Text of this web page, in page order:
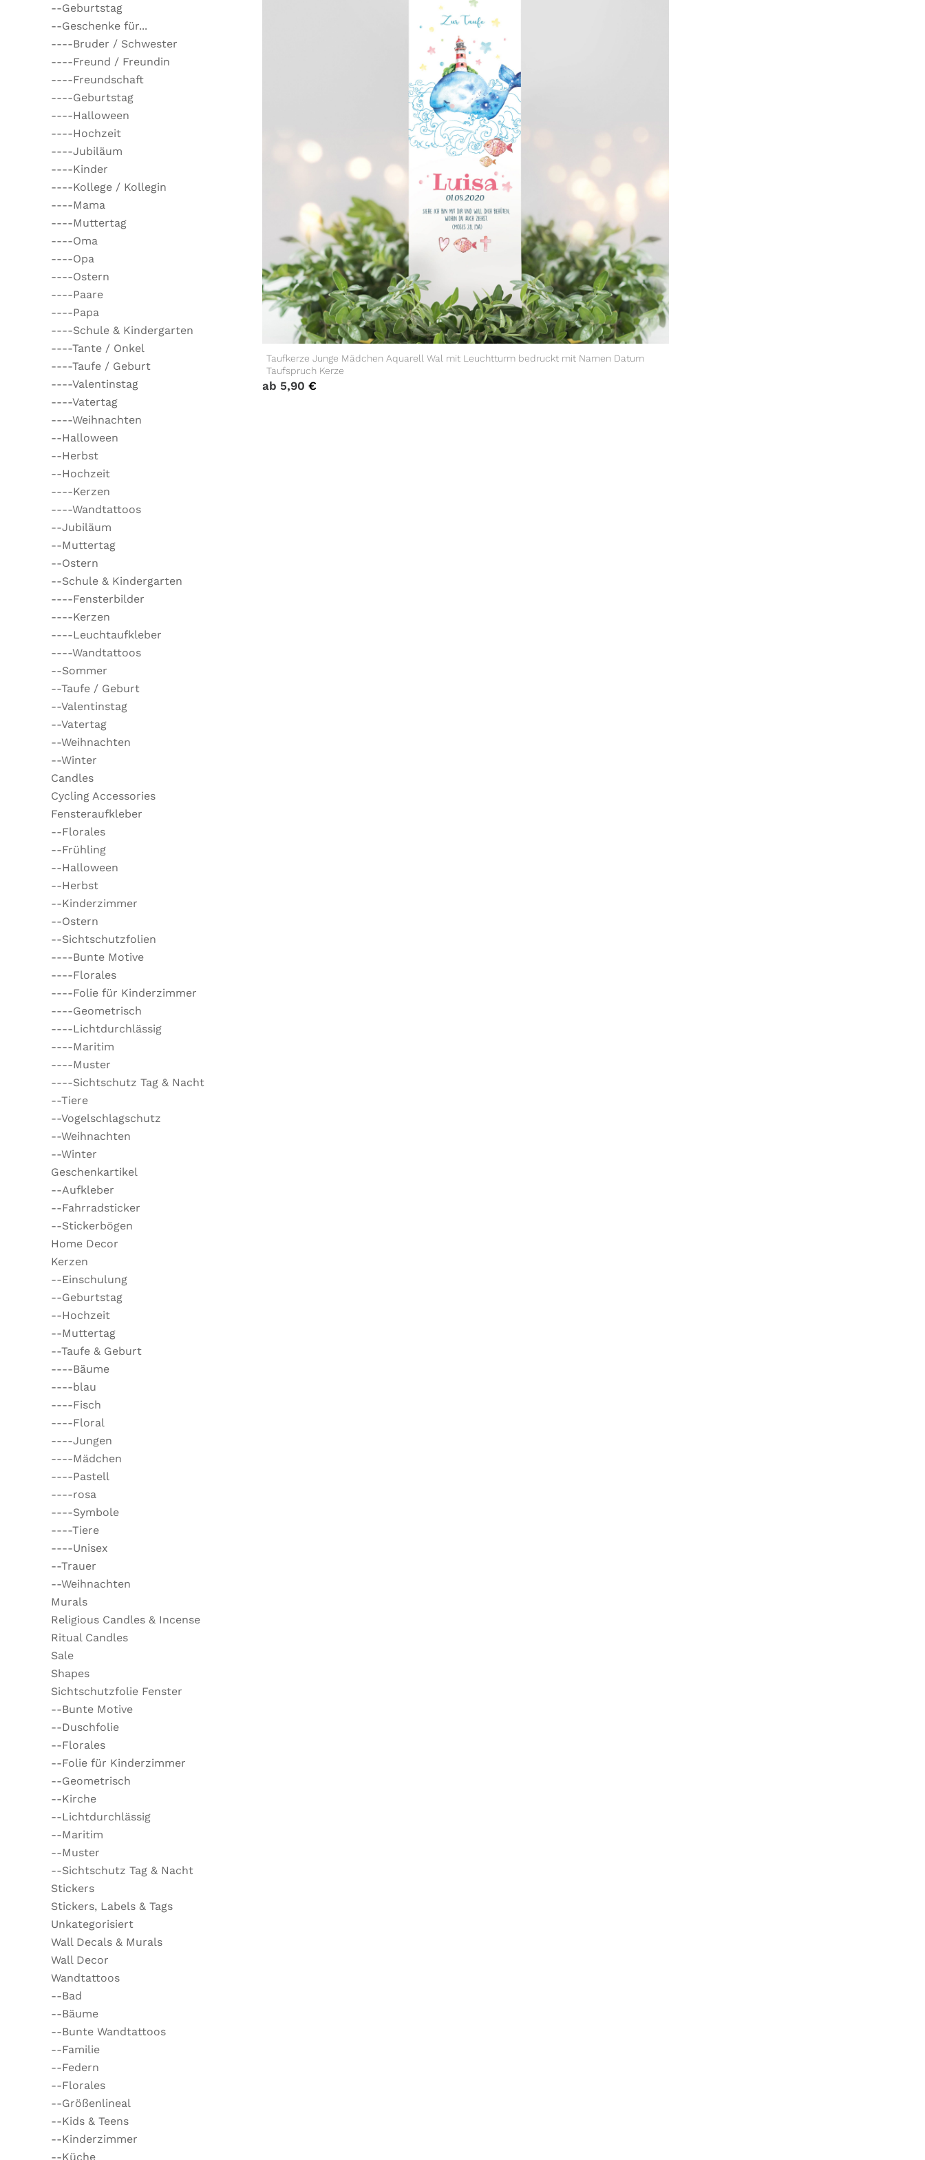
--Geburtstag
--Geschenke für...
----Bruder / Schwester
----Freund / Freundin
----Freundschaft
----Geburtstag
----Halloween
----Hochzeit
----Jubiläum
----Kinder
----Kollege / Kollegin
----Mama
----Muttertag
----Oma
----Opa
----Ostern
----Paare
----Papa
----Schule & Kindergarten
----Tante / Onkel
----Taufe / Geburt
----Valentinstag
----Vatertag
----Weihnachten
--Halloween
--Herbst
--Hochzeit
----Kerzen
----Wandtattoos
--Jubiläum
--Muttertag
--Ostern
--Schule & Kindergarten
----Fensterbilder
----Kerzen
----Leuchtaufkleber
----Wandtattoos
--Sommer
--Taufe / Geburt
--Valentinstag
--Vatertag
--Weihnachten
--Winter
Candles
Cycling Accessories
Fensteraufkleber
--Florales
--Frühling
--Halloween
--Herbst
--Kinderzimmer
--Ostern
--Sichtschutzfolien
----Bunte Motive
----Florales
----Folie für Kinderzimmer
----Geometrisch
----Lichtdurchlässig
----Maritim
----Muster
----Sichtschutz Tag & Nacht
--Tiere
--Vogelschlagschutz
--Weihnachten
--Winter
Geschenkartikel
--Aufkleber
--Fahrradsticker
--Stickerbögen
Home Decor
Kerzen
--Einschulung
--Geburtstag
--Hochzeit
--Muttertag
--Taufe & Geburt
----Bäume
----blau
----Fisch
----Floral
----Jungen
----Mädchen
----Pastell
----rosa
----Symbole
----Tiere
----Unisex
--Trauer
--Weihnachten
Murals
Religious Candles & Incense
Ritual Candles
Sale
Shapes
Sichtschutzfolie Fenster
--Bunte Motive
--Duschfolie
--Florales
--Folie für Kinderzimmer
--Geometrisch
--Kirche
--Lichtdurchlässig
--Maritim
--Muster
--Sichtschutz Tag & Nacht
Stickers
Stickers, Labels & Tags
Unkategorisiert
Wall Decals & Murals
Wall Decor
Wandtattoos
--Bad
--Bäume
--Bunte Wandtattoos
--Familie
--Federn
--Florales
--Größenlineal
--Kids & Teens
--Kinderzimmer
--Küche
Taufkerze Junge Mädchen Aquarell Wal mit Leuchtturm bedruckt mit Namen Datum
Taufspruch Kerze
ab 5,90 €